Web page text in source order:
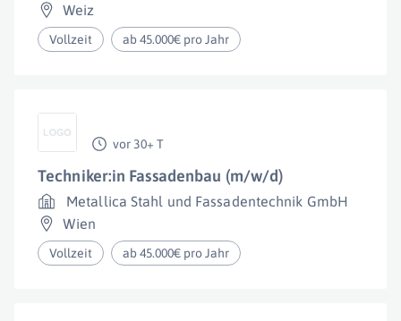
Weiz
Vollzeit ab 45.000€ pro Jahr
vor 30+ T
Techniker:in Fassadenbau (m/w/d)
Metallica Stahl und Fassadentechnik GmbH
Wien
Vollzeit ab 45.000€ pro Jahr